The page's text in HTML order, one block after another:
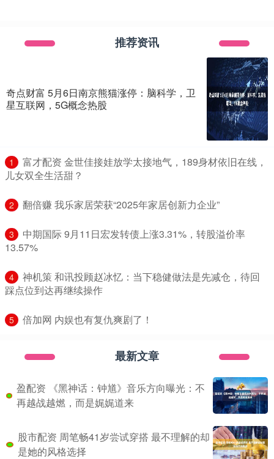
推荐资讯
奇点财富 5月6日南京熊猫涨停：脑科学，卫
星互联网，5G概念热股
1
​富才配资 金世佳接娃放学太接地气，189身材依旧在线，
儿女双全生活甜？
2 ​翻倍赚 我乐家居荣获“2025年家居创新力企业”
3
​中期国际 9月11日宏发转债上涨3.31%，转股溢价率
13.57%
4
​神机策 和讯投顾赵冰忆：当下稳健做法是先减仓，待回
踩点位到达再继续操作
5 ​倍加网 内娱也有复仇爽剧了！
最新文章
盈配资 《黑神话：钟馗》音乐方向曝光：不
再越战越燃，而是娓娓道来
股市配资 周笔畅41岁尝试穿搭 最不理解的却
是她的风格选择